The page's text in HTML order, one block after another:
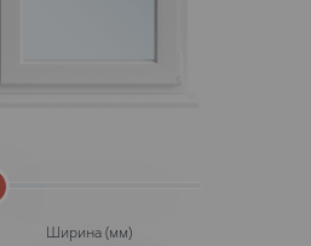
Ширина (мм)